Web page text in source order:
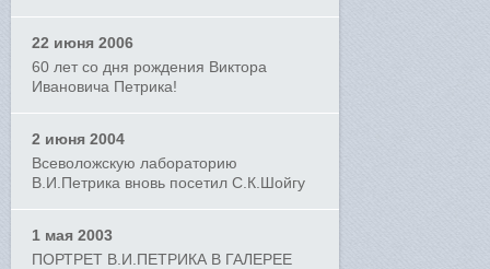
22 июня 2006
60 лет со дня рождения Виктора
Ивановича Петрика!
2 июня 2004
Всеволожскую лабораторию
В.И.Петрика вновь посетил С.К.Шойгу
1 мая 2003
ПОРТРЕТ В.И.ПЕТРИКА В ГАЛЕРЕЕ